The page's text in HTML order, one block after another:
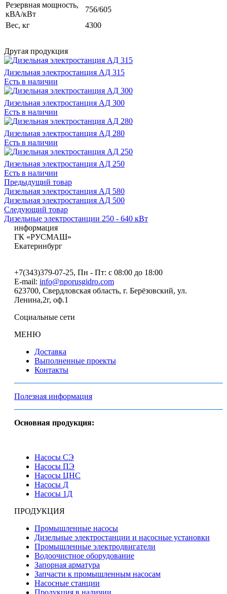
Резервная мощность,
кВА/кВт
756/605
Вес, кг
4300
Другая продукция
Дизельная электростанция АД 315
Есть в наличии
Дизельная электростанция АД 300
Есть в наличии
Дизельная электростанция АД 280
Есть в наличии
Дизельная электростанция АД 250
Есть в наличии
Предыдущий товар
Дизельная электростанция АД 580
Дизельная электростанция АД 500
Следующий товар
Дизельные электростанции 250 - 640 кВт
информация
ГК «РУСМАШ»
Екатеринбург
+7(343)379-07-25, Пн - Пт: с 08:00 до 18:00
E-mail: info@nporusgidro.com
623700, Свердловская область, г. Берёзовский, ул.
Ленина,2г, оф.1
Социальные сети
МЕНЮ
Доставка
Выполненные проекты
Контакты
Полезная информация
Основная продукция:
Насосы СЭ
Насосы ПЭ
Насосы ЦНС
Насосы Д
Насосы 1Д
ПРОДУКЦИЯ
Промышленные насосы
Дизельные электростанции и насосные установки
Промышленные электродвигатели
Водоочистное оборудование
Запорная арматура
Запчасти к промышленным насосам
Насосные станции